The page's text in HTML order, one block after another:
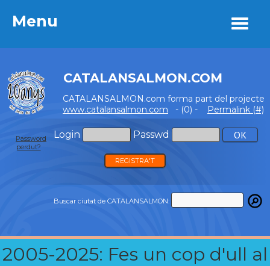
Menu
CATALANSALMON.COM
CATALANSALMON.com forma part del projecte
www.catalansalmon.com - (0) - Permalink (#)
Login Passwd
Password
perdut?
REGISTRA'T
Buscar ciutat de CATALANSALMON:
2005-2025: Fes un cop d'ull al
Menu